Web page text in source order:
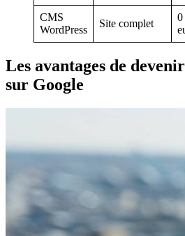
CMS
WordPress
Site complet
0
Les avantages de
sur Google